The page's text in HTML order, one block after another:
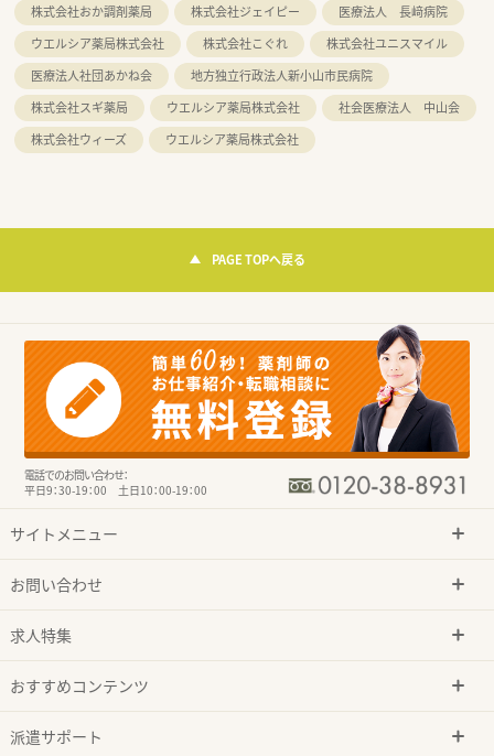
株式会社おか調剤薬局
株式会社ジェイピー
医療法人 長﨑病院
ウエルシア薬局株式会社
株式会社こぐれ
株式会社ユニスマイル
医療法人社団あかね会
地方独立行政法人新小山市民病院
株式会社スギ薬局
ウエルシア薬局株式会社
社会医療法人 中山会
株式会社ウィーズ
ウエルシア薬局株式会社
PAGE TOPへ戻る
電話でのお問い合わせ：
平日9：30-19：00 土日10：00-19：00
サイトメニュー
お問い合わせ
求人特集
おすすめコンテンツ
派遣サポート